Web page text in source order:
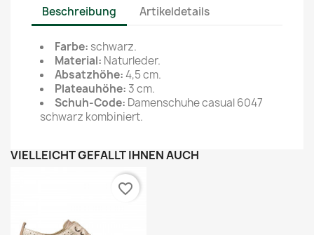
Beschreibung Artikeldetails
Farbe: schwarz.
Material: Naturleder.
Absatzhöhe:4,5 cm.
Plateauhöhe:3 cm.
Schuh-Code: Damenschuhe casual 6047
schwarz kombiniert.
VIELLEICHT GEFÄLLT IHNEN AUCH
favorite_border